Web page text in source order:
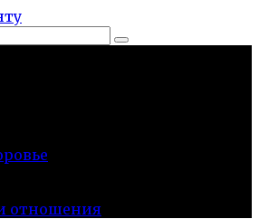
отношения